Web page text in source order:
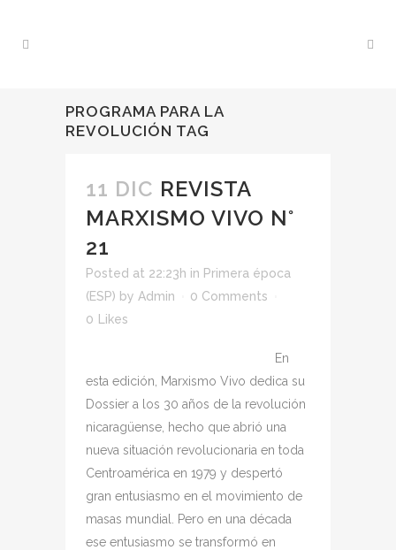
PROGRAMA PARA LA
REVOLUCIÓN TAG
11 DIC REVISTA
MARXISMO VIVO N°
21
Posted at 22:23h in Primera época
(ESP) by Admin
0 Comments
0
Likes
En
esta edición, Marxismo Vivo dedica su
Dossier a los 30 años de la revolución
nicaragüense, hecho que abrió una
nueva situación revolucionaria en toda
Centroamérica en 1979 y despertó
gran entusiasmo en el movimiento de
masas mundial. Pero en una década
ese entusiasmo se transformó en